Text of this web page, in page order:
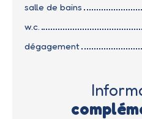
salle de bains
w.c.
dégagement